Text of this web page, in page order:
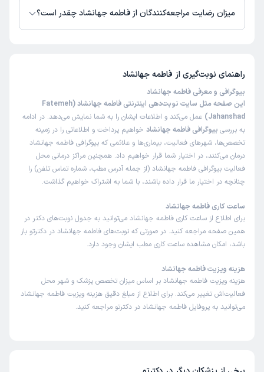
میزان رضایت مراجعه‌کنندگان از فاطمه جهانشاد چقدر است؟
راهنمای نوبت‌گیری از فاطمه جهانشاد
بیوگرافی و معرفی فاطمه جهانشاد
این صفحه مثل سایت نوبت‌دهی اینترنتی فاطمه جهانشاد (Fatemeh
Jahanshad)
عمل می‌کند و اطلاعات ایشان را به شما نمایش می‌دهد. در ادامه
به بررسی بیوگرافی فاطمه جهانشاد خواهیم پرداخت و اطلاعاتی را در زمینه
تخصص‌ها، شهرهای فعالیت، بیماری‌ها و علائمی که بیوگرافی فاطمه جهانشاد
درمان می‌کنند، در اختیار شما قرار خواهیم داد. همچنین مراکز درمانی محل
فعالیت بیوگرافی فاطمه جهانشاد (از جمله آدرس مطب، شماره تماس تلفن) را
چنانچه در اختیار ما قرار داده باشند، با شما به اشتراک خواهیم گذاشت.
ساعت کاری فاطمه جهانشاد
برای اطلاع از ساعت کاری فاطمه جهانشاد می‌توانید به جدول نوبت‌های دکتر در
همین صفحه مراجعه کنید. در صورتی که نوبت‌های فاطمه جهانشاد در دکترتو باز
باشد، امکان مشاهده ساعت کاری مطب ایشان وجود دارد.
هزینه ویزیت فاطمه جهانشاد
هزینه ویزیت فاطمه جهانشاد بر اساس میزان تخصص پزشک و شهر محل
فعالیت‌اش تغییر می‌کند. برای اطلاع از مبلغ دقیق هزینه ویزیت فاطمه جهانشاد
می‌توانید به پروفایل فاطمه جهانشاد در دکترتو مراجعه کنید.